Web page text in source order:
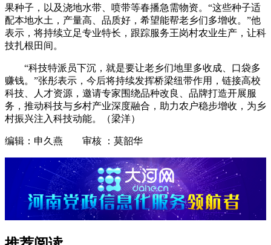
果种子，以及浇地水带、喷带等春播急需物资。“这些种子适
配本地水土，产量高、品质好，希望能帮老乡们多增收。”他
表示，将持续立足专业特长，跟踪服务王岗村农业生产，让科
技扎根田间。
“科技特派员下沉，就是要让老乡们地里多收成、口袋多
赚钱。”张彤表示，今后将持续发挥桥梁纽带作用，链接高校
科技、人才资源，邀请专家围绕品种改良、品牌打造开展服
务，推动科技与乡村产业深度融合，助力农户稳步增收，为乡
村振兴注入科技动能。（梁洋）
编辑：申久燕 审核 ：莫韶华